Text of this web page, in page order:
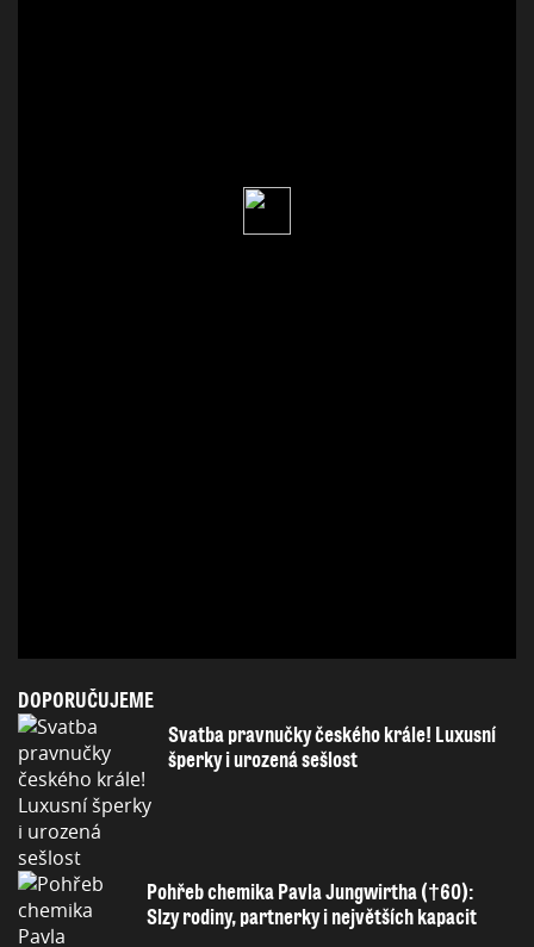
DOPORUČUJEME
Svatba pravnučky českého krále! Luxusní
šperky i urozená sešlost
Pohřeb chemika Pavla Jungwirtha (†60):
Slzy rodiny, partnerky i největších kapacit